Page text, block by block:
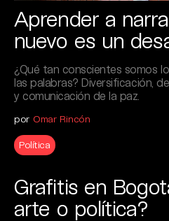
Aprender a
nuevo es un
¿Qué tan conscientes somos
las palabras? Diversificación,
y comunicación de la paz.
por Omar Rincón
Política
Grafitis en
arte o política?